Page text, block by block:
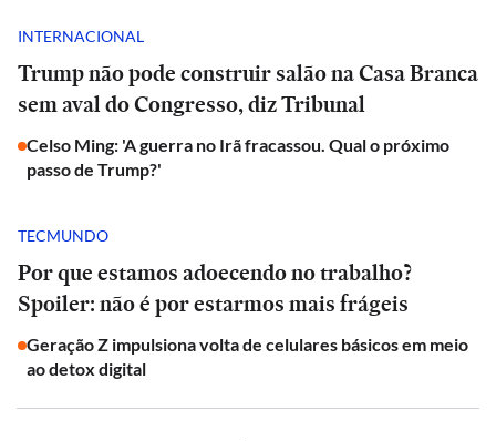
INTERNACIONAL
Trump não pode construir salão na Casa Branca
sem aval do Congresso, diz Tribunal
Celso Ming: 'A guerra no Irã fracassou. Qual o próximo
passo de Trump?'
TECMUNDO
Por que estamos adoecendo no trabalho?
Spoiler: não é por estarmos mais frágeis
Geração Z impulsiona volta de celulares básicos em meio
ao detox digital